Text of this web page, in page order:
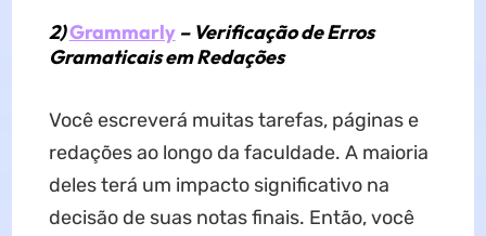
2)Grammarly– Verificação de Erros
Gramaticais em Redações
Você escreverá muitas tarefas, páginas e
redações ao longo da faculdade. A maioria
deles terá um impacto significativo na
decisão de suas notas finais. Então, você